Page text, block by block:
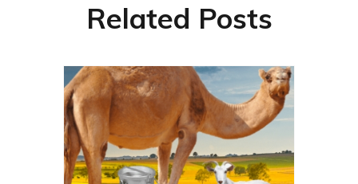
Related Posts